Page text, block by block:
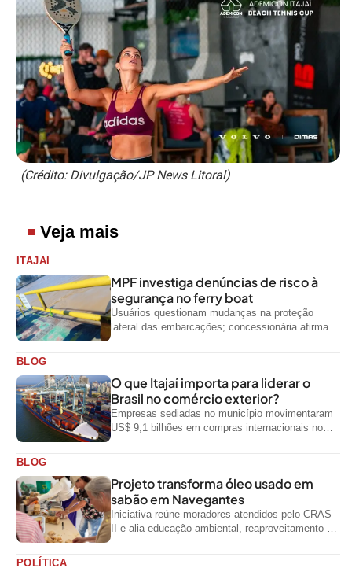
(Crédito: Divulgação/JP News Litoral)
Veja mais
ITAJAI
MPF investiga denúncias de risco à
segurança no ferry boat
Usuários questionam mudanças na proteção
lateral das embarcações; concessionária afirma
BLOG
O que Itajaí importa para liderar o
Brasil no comércio exterior?
Empresas sediadas no município movimentaram
US$ 9,1 bilhões em compras internacionais no
BLOG
Projeto transforma óleo usado em
sabão em Navegantes
Iniciativa reúne moradores atendidos pelo CRAS
II e alia educação ambiental, reaproveitamento de
POLÍTICA